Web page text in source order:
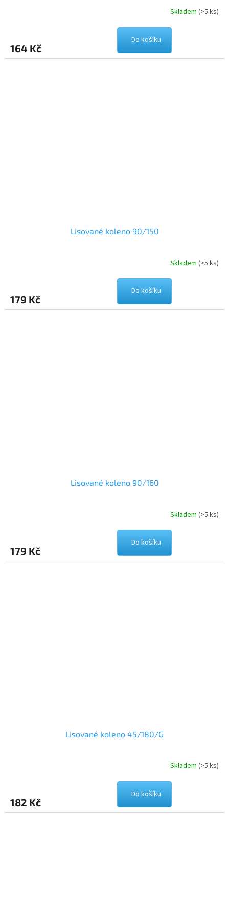
Skladem (>5 ks)
164 Kč
Do košíku
Lisované koleno 90/150
Skladem (>5 ks)
179 Kč
Do košíku
Lisované koleno 90/160
Skladem (>5 ks)
179 Kč
Do košíku
Lisované koleno 45/180/G
Skladem (>5 ks)
182 Kč
Do košíku